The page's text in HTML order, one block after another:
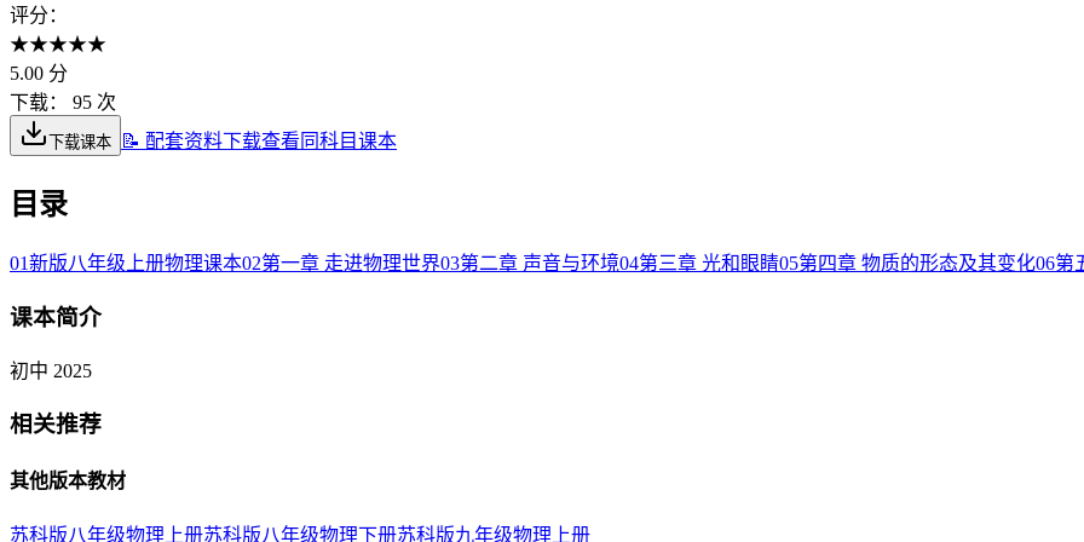
评分：
★★★★★
5.00 分
下载：
95 次
下载课本 📝 配套资料下载查看同科目课本
目录
01新版八年级上册物理课本02第一章 走进物理世界03第二章 声音与环境04第三章 光和眼睛05第四章 物质的形态及其变化06第
课本简介
初中 2025
相关推荐
其他版本教材
苏科版八年级物理上册苏科版八年级物理下册苏科版九年级物理上册